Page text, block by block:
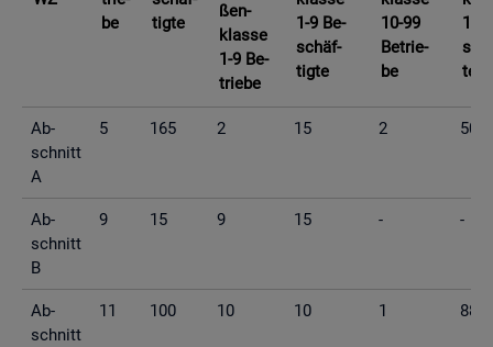
be
tig­te
ßen­
klas­se
1-9 Be­
trie­be
1-9 Be­
schäf­
tig­te
10-99
Be­trie­
be
10-
te
Ab­
schnitt
A
5 165 2 15 2 50
Ab­
schnitt
B
9 15 9 15 - -
Ab­
schnitt
11 100 10 10 1 88